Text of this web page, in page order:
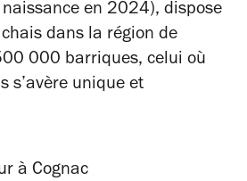
en 2024), dispose
dans la région de
000 barriques, celui où
s’avère unique et